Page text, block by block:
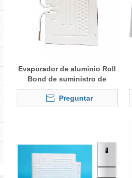
Evaporador de aluminio Roll
Bond de suministro de
fábrica para nevera
Preguntar